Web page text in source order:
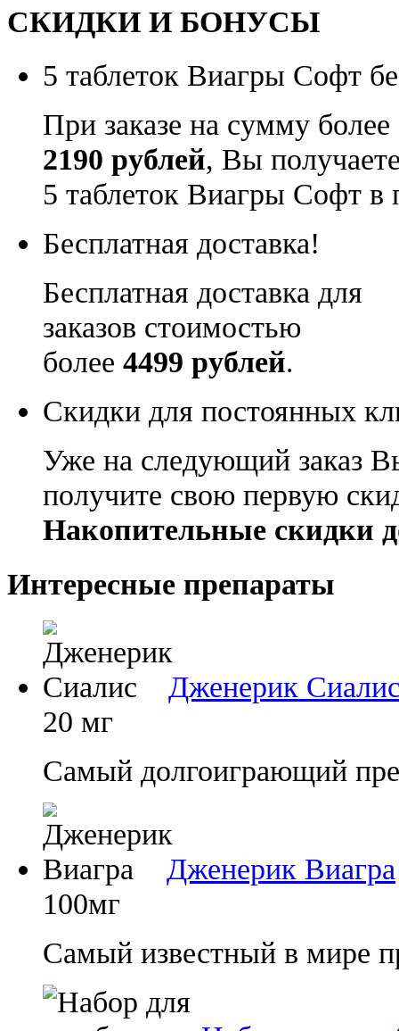
СКИДКИ И БОНУСЫ
5 таблеток Виагры Софт
При заказе на сумму более
2190 рублей, Вы
5 таблеток Виагры Софт в
Бесплатная доставка!
Бесплатная доставка для
заказов стоимостью
более 4499 рублей.
Скидки для постоянных
Уже на следующий заказ
получите свою первую
Накопительные скидки
Интересные препараты
Дженерик
20 мг
Самый долгоиграющий
Дженерик Виагра
100мг
Самый известный в мире